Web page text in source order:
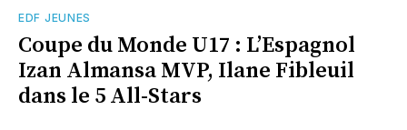
EDF JEUNES
Coupe du Monde U17 : L’Espagnol
Izan Almansa MVP, Ilane Fibleuil
dans le 5 All-Stars